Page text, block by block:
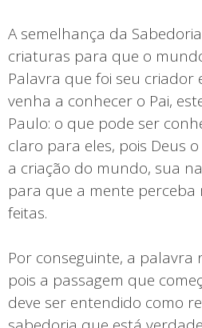
A semelhança da
criaturas para que o
Palavra que foi seu criador
venha a conhecer o Pai,
Paulo: o que pode ser
claro para eles, pois Deus
a criação do mundo, sua
para que a mente perceba
feitas.
Por conseguinte, a palavra
pois a passagem que
deve ser entendido como